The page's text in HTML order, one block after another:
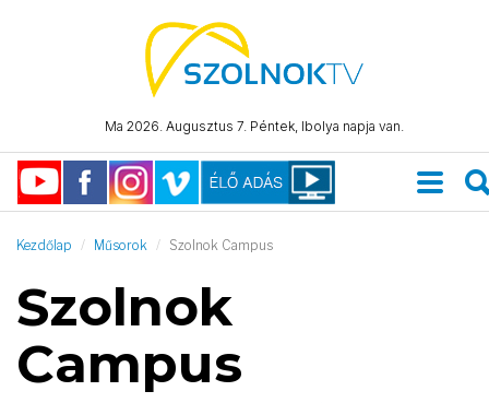
Ma 2026. Augusztus 7. Péntek, Ibolya napja van.
Kezdőlap Műsorok Szolnok Campus
Szolnok
Campus